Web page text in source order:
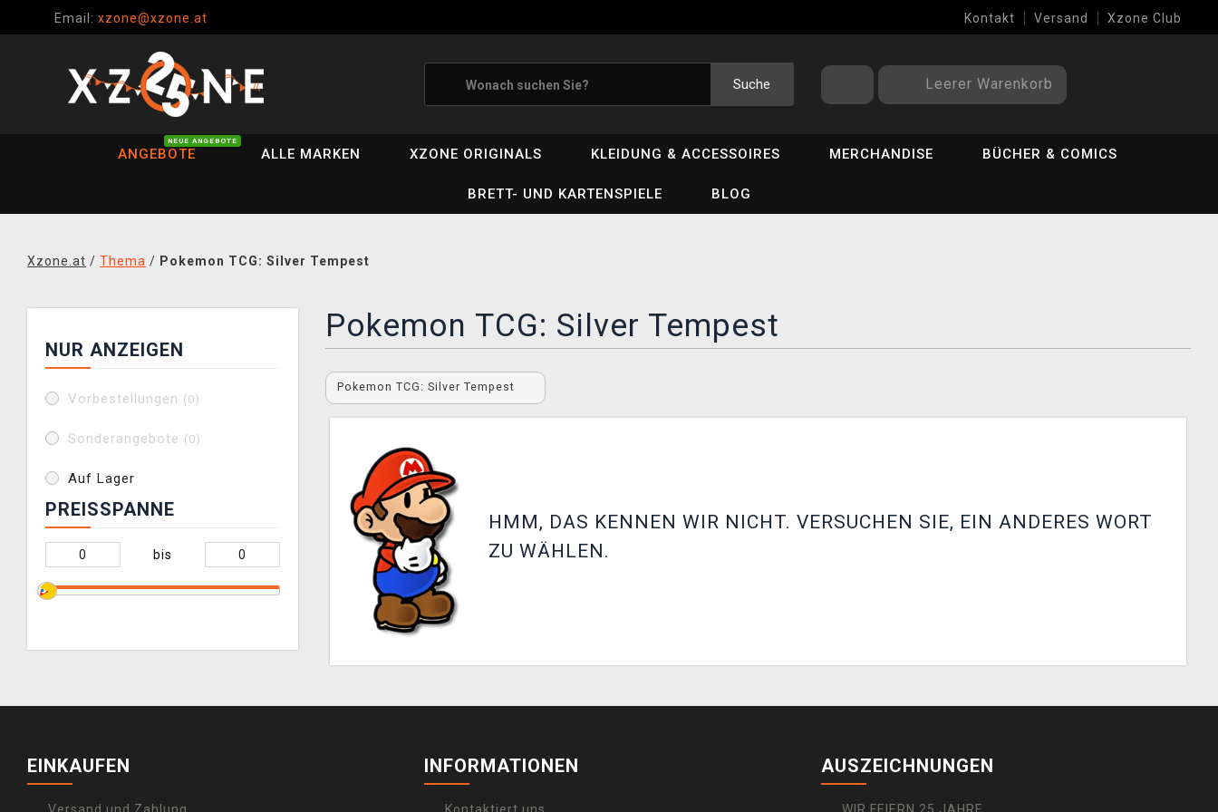
Email: xzone@xzone.at Kontakt Versand Xzone Club
Suche Leerer Warenkorb
ANGEBOTE
NEUE ANGEBOTE
ALLE MARKEN XZONE ORIGINALS KLEIDUNG & ACCESSOIRES MERCHANDISE BÜCHER & COMICS
BRETT- UND KARTENSPIELE BLOG
Xzone.at / Thema / Pokemon TCG: Silver Tempest
NUR ANZEIGEN
Vorbestellungen (0)
Sonderangebote (0)
Auf Lager
PREISSPANNE
bis
Pokemon TCG: Silver Tempest
Pokemon TCG: Silver Tempest
HMM, DAS KENNEN WIR NICHT. VERSUCHEN SIE, EIN ANDERES WORT
ZU WÄHLEN.
EINKAUFEN INFORMATIONEN AUSZEICHNUNGEN